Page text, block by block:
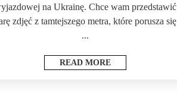
na Ukrainę. Chce wam przedstawić
zdjęć z tamtejszego metra, które porusza się
...
READ MORE